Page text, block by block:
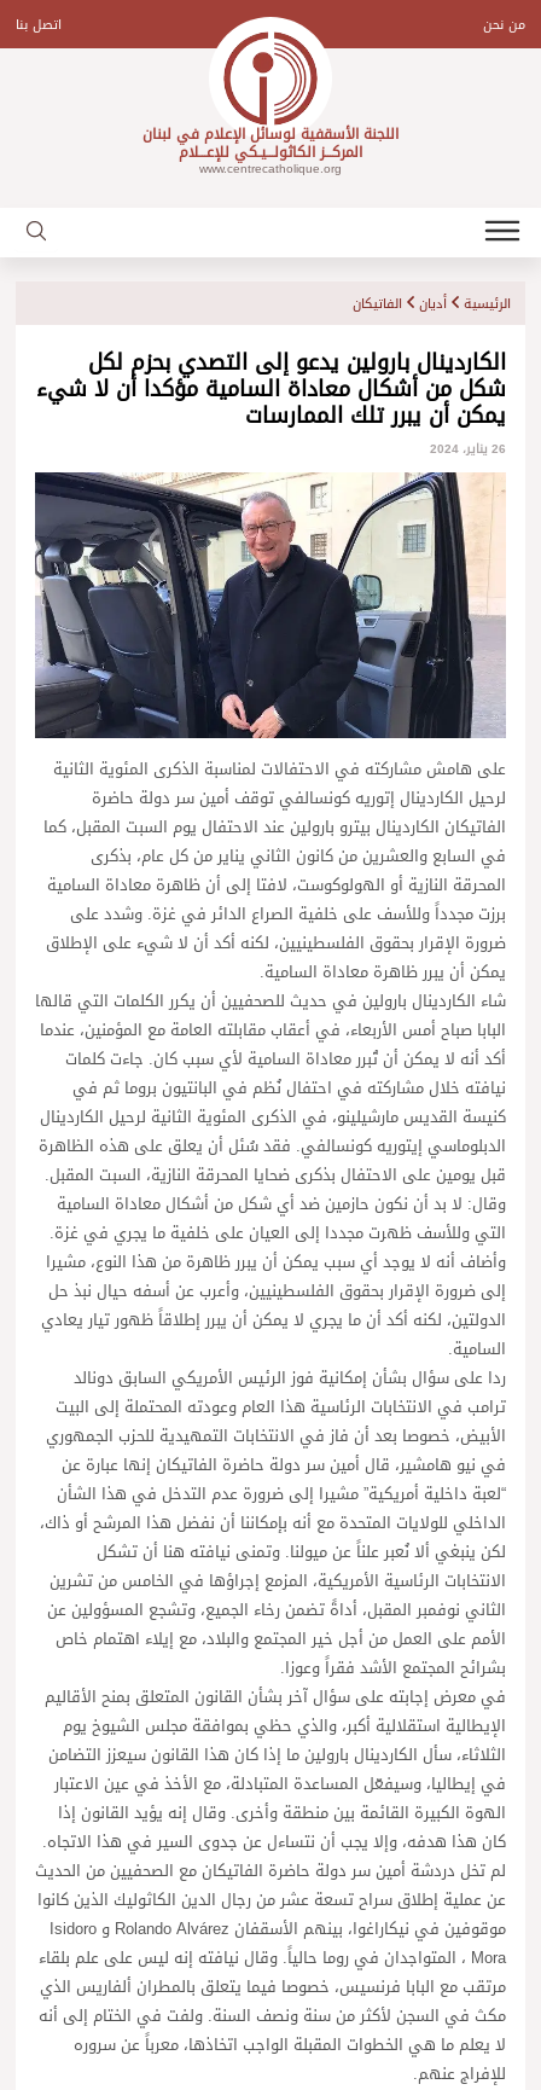
contentمن نحن اتصل بنا
اللجنة الأسقفية لوسائل الإعلام في لبنان
المركـــز الكاثولـــيـكي للإعـــلام
www.centrecatholique.org
الرئيسية أديان الفاتيكان
الكاردينال بارولين يدعو إلى التصدي بحزم لكل
شكل من أشكال معاداة السامية مؤكدا أن لا شيء
يمكن أن يبرر تلك الممارسات
26 يناير، 2024
على هامش مشاركته في الاحتفالات لمناسبة الذكرى المئوية الثانية
لرحيل الكاردينال إتوريه كونسالفي توقف أمين سر دولة حاضرة
الفاتيكان الكاردينال بيترو بارولين عند الاحتفال يوم السبت المقبل، كما
في السابع والعشرين من كانون الثاني يناير من كل عام، بذكرى
المحرقة النازية أو الهولوكوست، لافتا إلى أن ظاهرة معاداة السامية
برزت مجدداً وللأسف على خلفية الصراع الدائر في غزة. وشدد على
ضرورة الإقرار بحقوق الفلسطينيين، لكنه أكد أن لا شيء على الإطلاق
يمكن أن يبرر ظاهرة معاداة السامية.
شاء الكاردينال بارولين في حديث للصحفيين أن يكرر الكلمات التي قالها
البابا صباح أمس الأربعاء، في أعقاب مقابلته العامة مع المؤمنين، عندما
أكد أنه لا يمكن أن تُبرر معاداة السامية لأي سبب كان. جاءت كلمات
نيافته خلال مشاركته في احتفال نُظم في البانتيون بروما ثم في
كنيسة القديس مارشيلينو، في الذكرى المئوية الثانية لرحيل الكاردينال
الدبلوماسي إيتوريه كونسالفي. فقد سُئل أن يعلق على هذه الظاهرة
قبل يومين على الاحتفال بذكرى ضحايا المحرقة النازية، السبت المقبل.
وقال: لا بد أن نكون حازمين ضد أي شكل من أشكال معاداة السامية
التي وللأسف ظهرت مجددا إلى العيان على خلفية ما يجري في غزة.
وأضاف أنه لا يوجد أي سبب يمكن أن يبرر ظاهرة من هذا النوع، مشيرا
إلى ضرورة الإقرار بحقوق الفلسطينيين، وأعرب عن أسفه حيال نبذ حل
الدولتين، لكنه أكد أن ما يجري لا يمكن أن يبرر إطلاقاً ظهور تيار يعادي
السامية.
ردا على سؤال بشأن إمكانية فوز الرئيس الأمريكي السابق دونالد
ترامب في الانتخابات الرئاسية هذا العام وعودته المحتملة إلى البيت
الأبيض، خصوصا بعد أن فاز في الانتخابات التمهيدية للحزب الجمهوري
في نيو هامشير، قال أمين سر دولة حاضرة الفاتيكان إنها عبارة عن
“لعبة داخلية أمريكية” مشيرا إلى ضرورة عدم التدخل في هذا الشأن
الداخلي للولايات المتحدة مع أنه بإمكاننا أن نفضل هذا المرشح أو ذاك،
لكن ينبغي ألا نُعبر علناً عن ميولنا. وتمنى نيافته هنا أن تشكل
الانتخابات الرئاسية الأمريكية، المزمع إجراؤها في الخامس من تشرين
الثاني نوفمبر المقبل، أداةً تضمن رخاء الجميع، وتشجع المسؤولين عن
الأمم على العمل من أجل خير المجتمع والبلاد، مع إيلاء اهتمام خاص
بشرائح المجتمع الأشد فقراً وعوزا.
في معرض إجابته على سؤال آخر بشأن القانون المتعلق بمنح الأقاليم
الإيطالية استقلالية أكبر، والذي حظي بموافقة مجلس الشيوخ يوم
الثلاثاء، سأل الكاردينال بارولين ما إذا كان هذا القانون سيعزز التضامن
في إيطاليا، وسيفعّل المساعدة المتبادلة، مع الأخذ في عين الاعتبار
الهوة الكبيرة القائمة بين منطقة وأخرى. وقال إنه يؤيد القانون إذا
كان هذا هدفه، وإلا يجب أن نتساءل عن جدوى السير في هذا الاتجاه.
لم تخل دردشة أمين سر دولة حاضرة الفاتيكان مع الصحفيين من الحديث
عن عملية إطلاق سراح تسعة عشر من رجال الدين الكاثوليك الذين كانوا
موقوفين في نيكاراغوا، بينهم الأسقفان Rolando Alvárez و Isidoro
Mora ، المتواجدان في روما حالياً. وقال نيافته إنه ليس على علم بلقاء
مرتقب مع البابا فرنسيس، خصوصا فيما يتعلق بالمطران ألفاريس الذي
مكث في السجن لأكثر من سنة ونصف السنة. ولفت في الختام إلى أنه
لا يعلم ما هي الخطوات المقبلة الواجب اتخاذها، معرباً عن سروره
للإفراج عنهم.